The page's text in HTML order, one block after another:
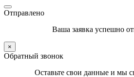
Отправлено
Ваша заявка успешно
×
Обратный звонок
Оставьте свои данные и мы